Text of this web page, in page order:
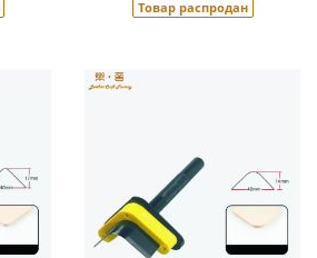
Товар распродан